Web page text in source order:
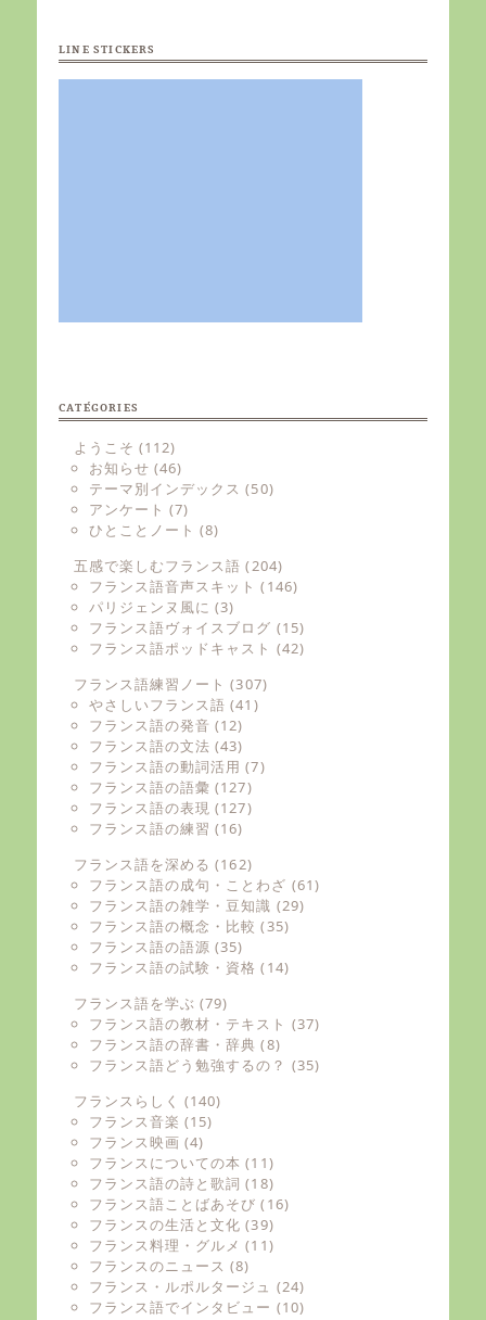
LINE STICKERS
CATÉGORIES
ようこそ (112)
お知らせ (46)
テーマ別インデックス (50)
アンケート (7)
ひとことノート (8)
五感で楽しむフランス語 (204)
フランス語音声スキット (146)
パリジェンヌ風に (3)
フランス語ヴォイスブログ (15)
フランス語ポッドキャスト (42)
フランス語練習ノート (307)
やさしいフランス語 (41)
フランス語の発音 (12)
フランス語の文法 (43)
フランス語の動詞活用 (7)
フランス語の語彙 (127)
フランス語の表現 (127)
フランス語の練習 (16)
フランス語を深める (162)
フランス語の成句・ことわざ (61)
フランス語の雑学・豆知識 (29)
フランス語の概念・比較 (35)
フランス語の語源 (35)
フランス語の試験・資格 (14)
フランス語を学ぶ (79)
フランス語の教材・テキスト (37)
フランス語の辞書・辞典 (8)
フランス語どう勉強するの？ (35)
フランスらしく (140)
フランス音楽 (15)
フランス映画 (4)
フランスについての本 (11)
フランス語の詩と歌詞 (18)
フランス語ことばあそび (16)
フランスの生活と文化 (39)
フランス料理・グルメ (11)
フランスのニュース (8)
フランス・ルポルタージュ (24)
フランス語でインタビュー (10)